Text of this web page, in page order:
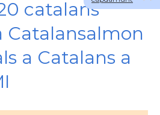
catalans
Catalansalmon
a Catalans a